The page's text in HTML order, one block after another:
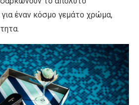
για έναν κόσμο γεμάτο χρώμα,